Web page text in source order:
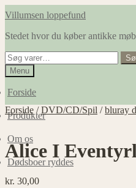
Spring
navigation
Spring
indhold
Villumsen loppefund
Stedet hvor du køber antikke
Søg
efter:
Menu
Forside
Produkter
Om os
Dødsboer ryddes
Forside /DVD/CD/Spil /bluray
Alice I
kr. 30,00